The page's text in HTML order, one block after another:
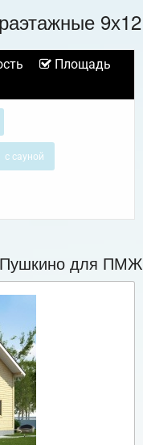
9х12
Площадь
с сауной
Пушкино для ПМЖ